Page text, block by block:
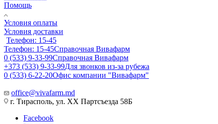
Помощь
Условия оплаты
Условия доставки
Телефон: 15-45
Телефон: 15-45Справочная Вивафарм
0 (533) 9-33-99Справочная Вивафарм
+373 (533) 9-33-99Для звонков из-за рубежа
0 (533) 6-22-20Офис компании "Вивафарм"
office@vivafarm.md
г. Тирасполь, ул. ХХ Партсъезда 58Б
Facebook